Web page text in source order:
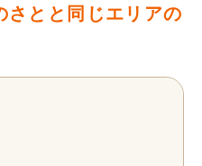
さとと同じエリアの